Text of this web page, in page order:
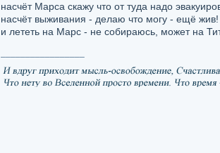
насчёт Марса скажу что от туда надо
насчёт выживания - делаю что могу - ещё жив!
и лететь на Марс - не собираюсь, может на